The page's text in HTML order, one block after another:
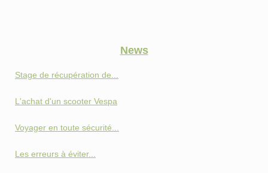
News
Stage de récupération de...
L'achat d'un scooter Vespa
Voyager en toute sécurité...
Les erreurs à éviter...